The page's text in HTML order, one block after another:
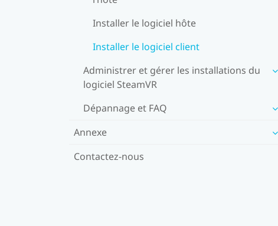
Installer le logiciel hôte
Installer le logiciel client
Administrer et gérer les installations du
logiciel SteamVR
Dépannage et FAQ
Annexe
Contactez-nous